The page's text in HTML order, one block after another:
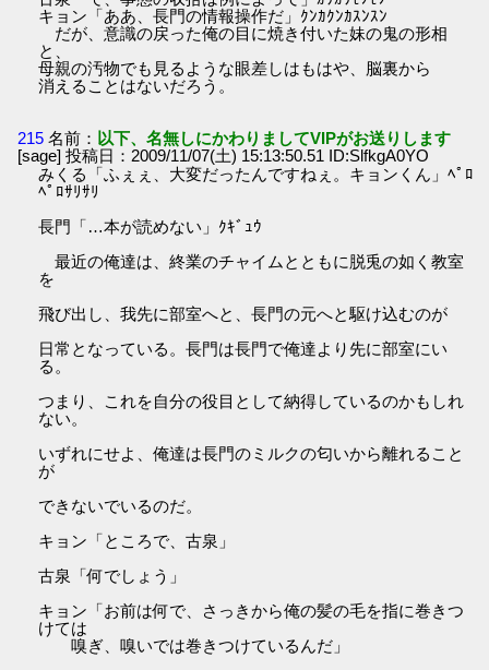
キョン「ああ、長門の情報操作だ」ｸﾝｶｸﾝｶｽﾝｽﾝ
だが、意識の戻った俺の目に焼き付いた妹の鬼の形相
と、
母親の汚物でも見るような眼差しはもはや、脳裏から
消えることはないだろう。
215 名前： 以下、名無しにかわりましてVIPがお送りします
[sage] 投稿日：2009/11/07(土) 15:13:50.51 ID:SlfkgA0YO
みくる「ふぇぇ、大変だったんですねぇ。キョンくん」ﾍﾟﾛ
ﾍﾟﾛｻﾘｻﾘ
長門「…本が読めない」ｸｷﾞｭｳ
最近の俺達は、終業のチャイムとともに脱兎の如く教室
を
飛び出し、我先に部室へと、長門の元へと駆け込むのが
日常となっている。長門は長門で俺達より先に部室にい
る。
つまり、これを自分の役目として納得しているのかもしれ
ない。
いずれにせよ、俺達は長門のミルクの匂いから離れること
が
できないでいるのだ。
キョン「ところで、古泉」
古泉「何でしょう」
キョン「お前は何で、さっきから俺の髪の毛を指に巻きつ
けては
嗅ぎ、嗅いでは巻きつけているんだ」